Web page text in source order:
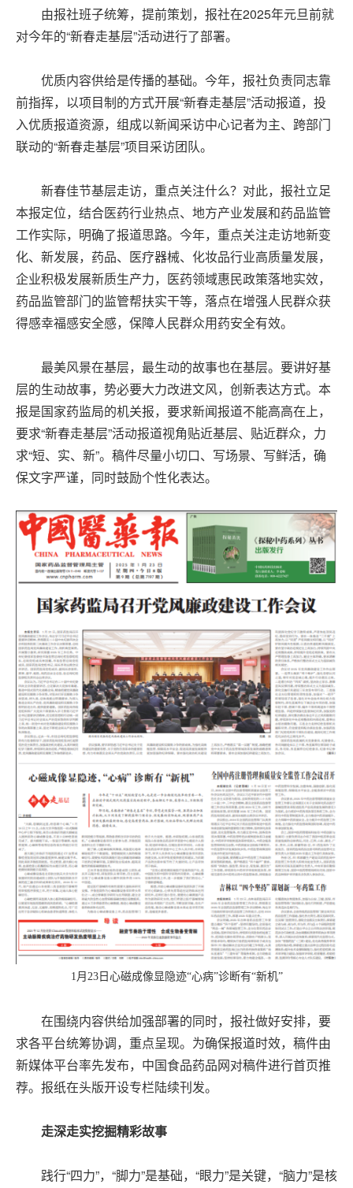
由报社班子统筹，提前策划，报社在2025年元旦前就
对今年的“新春走基层”活动进行了部署。
优质内容供给是传播的基础。今年，报社负责同志靠
前指挥，以项目制的方式开展“新春走基层”活动报道，投
入优质报道资源，组成以新闻采访中心记者为主、跨部门
联动的“新春走基层”项目采访团队。
新春佳节基层走访，重点关注什么？对此，报社立足
本报定位，结合医药行业热点、地方产业发展和药品监管
工作实际，明确了报道思路。今年，重点关注走访地新变
化、新发展，药品、医疗器械、化妆品行业高质量发展，
企业积极发展新质生产力，医药领域惠民政策落地实效，
药品监管部门的监管帮扶实干等，落点在增强人民群众获
得感幸福感安全感，保障人民群众用药安全有效。
最美风景在基层，最生动的故事也在基层。要讲好基
层的生动故事，势必要大力改进文风，创新表达方式。本
报是国家药监局的机关报，要求新闻报道不能高高在上，
要求“新春走基层”活动报道视角贴近基层、贴近群众，力
求“短、实、新”。稿件尽量小切口、写场景、写鲜活，确
保文字严谨，同时鼓励个性化表达。
1月23日心磁成像显隐迹“心病”诊断有“新机”
在围绕内容供给加强部署的同时，报社做好安排，要
求各平台统筹协调，重点呈现。为确保报道时效，稿件由
新媒体平台率先发布，中国食品药品网对稿件进行首页推
荐。报纸在头版开设专栏陆续刊发。
走深走实挖掘精彩故事
践行“四力”，“脚力”是基础，“眼力”是关键，“脑力”是核